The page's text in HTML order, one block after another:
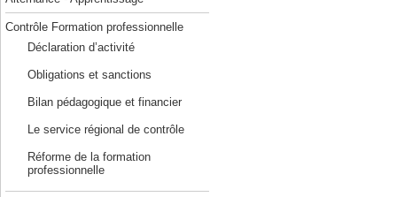
Contrôle Formation professionnelle
Déclaration d’activité
Obligations et sanctions
Bilan pédagogique et financier
Le service régional de contrôle
Réforme de la formation
professionnelle